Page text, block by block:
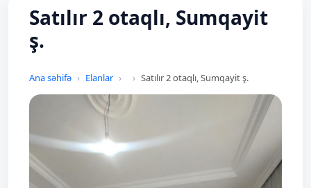
Satılır 2 otaqlı, Sumqayit
ş.
Ana səhifə Elanlar Satılır 2 otaqlı, Sumqayit ş.